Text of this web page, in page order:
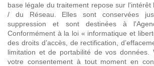
base légale du traitement repose sur l'intérêt
/ du Réseau. Elles sont conservées
suppression et sont destinées à
Conformément à la loi « informatique et
des droits d’accès, de rectification,
limitation et de portabilité de vos données.
votre consentement à tout moment en